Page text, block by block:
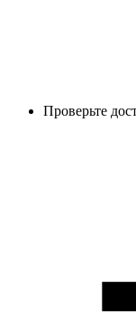
Проверьте